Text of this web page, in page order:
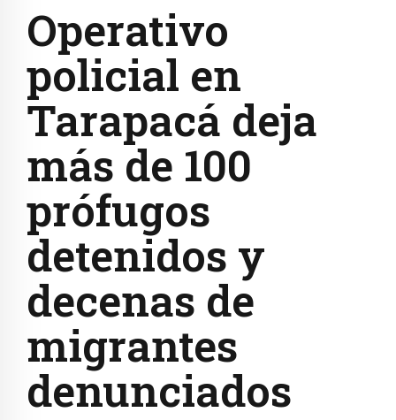
Operativo
policial en
Tarapacá deja
más de 100
prófugos
detenidos y
decenas de
migrantes
denunciados